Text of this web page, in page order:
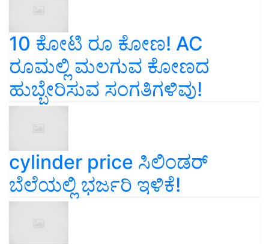
10 ಕೋಟಿ ರೂ ಕೋಣ! AC
ರೂಮಲ್ಲಿ ಮಲಗುವ ಕೋಣದ
ಹುಬ್ಬೇರಿಸುವ ಸಂಗತಿಗಳಿವು!
cylinder price ಸಿಲಿಂಡರ್‌
ಬೆಲೆಯಲ್ಲಿ ಭರ್ಜರಿ ಇಳಿಕೆ!